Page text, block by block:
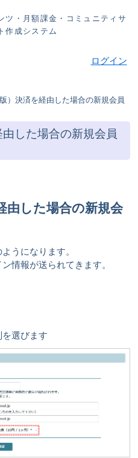
ツ・月額課金・コミュニティサ
作成システム
ログイン
）決済を経由した場合の新規会員
由した場合の新規会員
由した場合の新規会
うになります。
情報が送られてきます。
選びます